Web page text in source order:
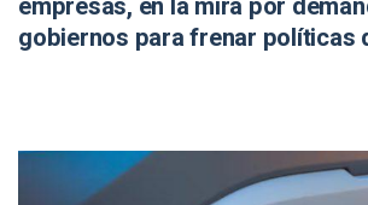
gobiernos para frenar políticas